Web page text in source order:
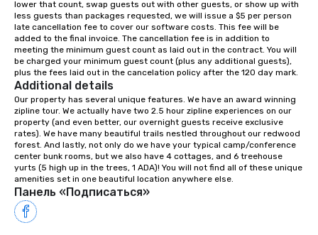
of creature comfort your team
prefers. Call or email us today to plan
your retreat!
lower that count, swap guests out with other guests, or show up with
less guests than packages requested, we will issue a $5 per person
late cancellation fee to cover our software costs. This fee will be
added to the final invoice. The cancellation fee is in addition to
meeting the minimum guest count as laid out in the contract. You will
be charged your minimum guest count (plus any additional guests),
plus the fees laid out in the cancelation policy after the 120 day mark.
Additional details
Our property has several unique features. We have an award winning
zipline tour. We actually have two 2.5 hour zipline experiences on our
property (and even better, our overnight guests receive exclusive
rates). We have many beautiful trails nestled throughout our redwood
forest. And lastly, not only do we have your typical camp/conference
center bunk rooms, but we also have 4 cottages, and 6 treehouse
yurts (5 high up in the trees, 1 ADA)! You will not find all of these unique
amenities set in one beautiful location anywhere else.
Панель «Подписаться»